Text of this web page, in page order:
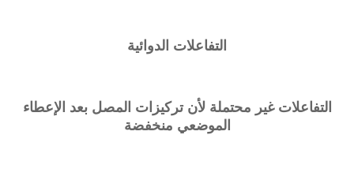
التفاعلات الدوائية
التفاعلات غير محتملة لأن تركيزات المصل بعد الإعطاء
الموضعي منخفضة